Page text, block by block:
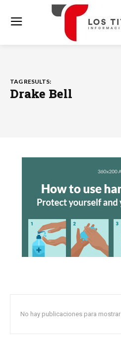
TAG RESULTS:
Drake Bell
No hay publicaciones para mostrar